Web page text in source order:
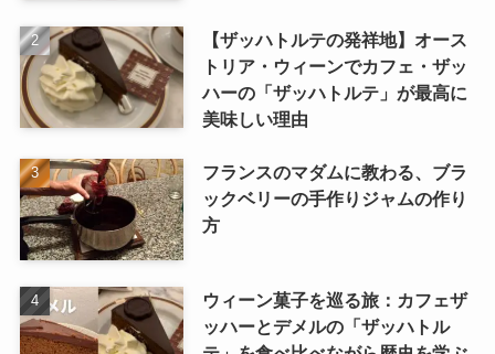
【ザッハトルテの発祥地】オース
トリア・ウィーンでカフェ・ザッ
ハーの「ザッハトルテ」が最高に
美味しい理由
フランスのマダムに教わる、ブラ
ックベリーの手作りジャムの作り
方
ウィーン菓子を巡る旅：カフェザ
ッハーとデメルの「ザッハトル